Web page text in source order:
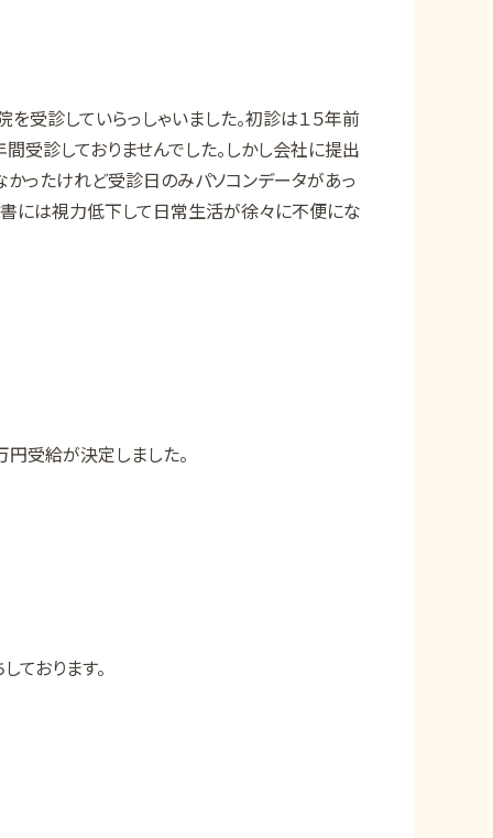
受診していらっしゃいました。初診は１５年前
受診しておりませんでした。しかし会社に提出
ったけれど受診日のみパソコンデータがあっ
書には視力低下して日常生活が徐々に不便にな
受給が決定しました。
おります。